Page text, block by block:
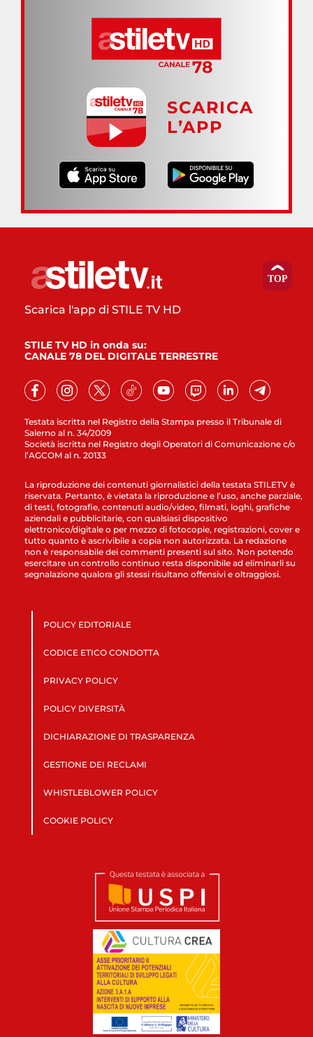
SCARICA
L’APP
Testata iscritta nel Registro della Stampa presso il Tribunale di
Salerno al n. 34/2009
Società iscritta nel Registro degli Operatori di Comunicazione c/o
l’AGCOM al n. 20133
Scarica l'app di STILE TV HD
STILE TV HD in onda su:
CANALE 78 DEL DIGITALE TERRESTRE
La riproduzione dei contenuti giornalistici della testata STILETV è
riservata. Pertanto, è vietata la riproduzione e l’uso, anche parziale,
di testi, fotografie, contenuti audio/video, filmati, loghi, grafiche
aziendali e pubblicitarie, con qualsiasi dispositivo
elettronico/digitale o per mezzo di fotocopie, registrazioni, cover e
tutto quanto è ascrivibile a copia non autorizzata. La redazione
non è responsabile dei commenti presenti sul sito. Non potendo
esercitare un controllo continuo resta disponibile ad eliminarli su
segnalazione qualora gli stessi risultano offensivi e oltraggiosi.
POLICY EDITORIALE
CODICE ETICO CONDOTTA
PRIVACY POLICY
POLICY DIVERSITÀ
DICHIARAZIONE DI TRASPARENZA
GESTIONE DEI RECLAMI
WHISTLEBLOWER POLICY
COOKIE POLICY